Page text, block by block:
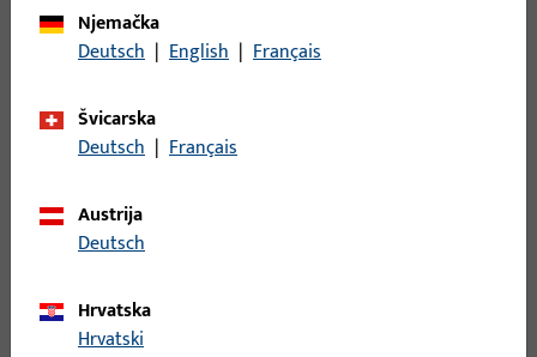
Tip proizvoda
Opis površine
Bruto težina
Najmanja jedinica narudžbe
Prijava
Njemačka
Deutsch | English | Français
Švicarska
Deutsch | Français
Austrija
Deutsch
Hrvatska
Hrvatski